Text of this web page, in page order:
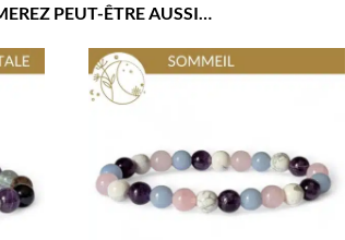
PEUT-ÊTRE AUSSI…